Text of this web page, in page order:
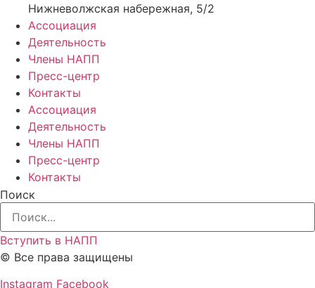
Нижневолжская набережная, 5/2
Ассоциация
Деятельность
Члены НАПП
Пресс-центр
Контакты
Ассоциация
Деятельность
Члены НАПП
Пресс-центр
Контакты
Поиск
Вступить в НАПП
© Все права защищены
Instagram Facebook